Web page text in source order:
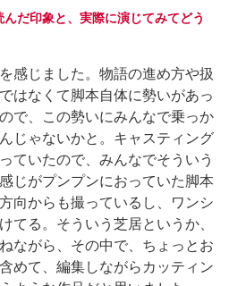
だ印象と、実際に演じてみてどう
感じました。物語の進め方や扱
はなくて脚本自体に勢いがあっ
で、この勢いにみんなで乗っか
じゃないかと。キャスティング
ていたので、みんなでそういう
じがプンプンにおっていた脚本
向からも撮っているし、ワンシ
てる。そういう芝居というか、
ながら、その中で、ちょっとお
めて、編集しながらカッティン